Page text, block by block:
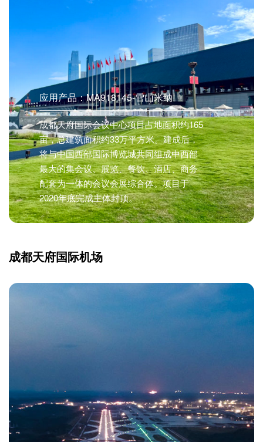
应用产品：MA918145-雪山米纳
成都天府国际会议中心项目占地面积约165
亩，总建筑面积约33万平方米。建成后，
将与中国西部国际博览城共同组成中西部
最大的集会议、展览、餐饮、酒店、商务
配套为一体的会议会展综合体。项目于
2020年底完成主体封顶。
成都天府国际机场